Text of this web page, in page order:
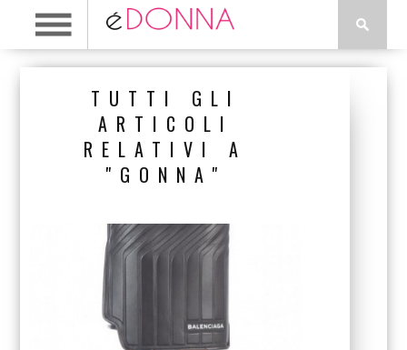
TUTTI GLI
ARTICOLI
RELATIVI A
"GONNA"